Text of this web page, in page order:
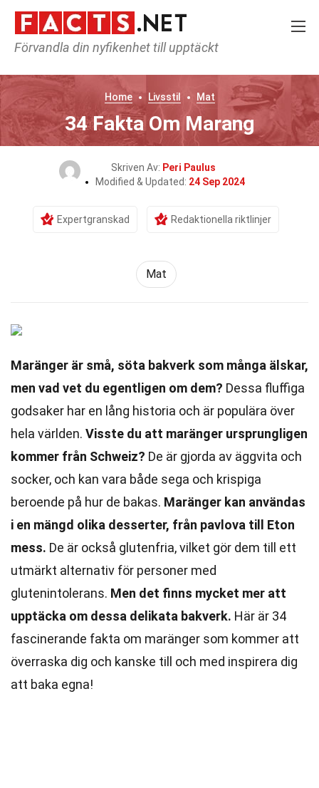
Förvandla din nyfikenhet till upptäckt
Home Livsstil Mat
34 Fakta Om Marang
Skriven Av: Peri Paulus
Modified & Updated: 24 Sep 2024
Expertgranskad Redaktionella riktlinjer
Mat
Maränger är små, söta bakverk som många älskar,
men vad vet du egentligen om dem? Dessa fluffiga
godsaker har en lång historia och är populära över
hela världen. Visste du att maränger ursprungligen
kommer från Schweiz? De är gjorda av äggvita och
socker, och kan vara både sega och krispiga
beroende på hur de bakas. Maränger kan användas
i en mängd olika desserter, från pavlova till Eton
mess. De är också glutenfria, vilket gör dem till ett
utmärkt alternativ för personer med
glutenintolerans. Men det finns mycket mer att
upptäcka om dessa delikata bakverk. Här är 34
fascinerande fakta om maränger som kommer att
överraska dig och kanske till och med inspirera dig
att baka egna!